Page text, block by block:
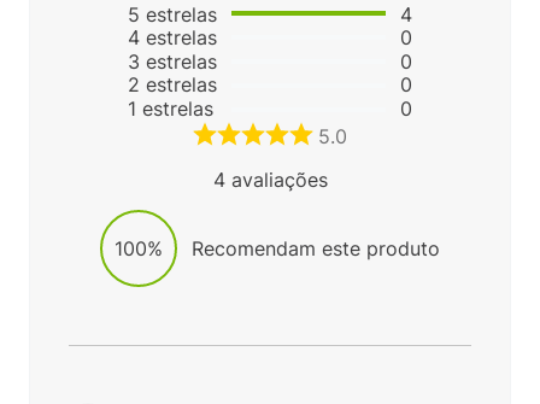
5 estrelas
4 estrelas
3 estrelas
2 estrelas
1 estrelas
4
0
0
0
0
5.0
4avaliações
100% Recomendam este produto